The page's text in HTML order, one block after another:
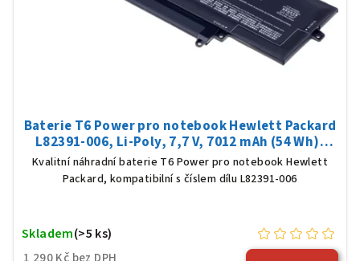
Baterie T6 Power pro notebook Hewlett Packard
L82391-006, Li-Poly, 7,7 V, 7012 mAh (54 Wh),
černá
Kvalitní náhradní baterie T6 Power pro notebook Hewlett
Packard, kompatibilní s číslem dílu L82391-006
Skladem(>5 ks)